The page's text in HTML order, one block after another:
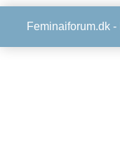
Feminaiforum.dk -